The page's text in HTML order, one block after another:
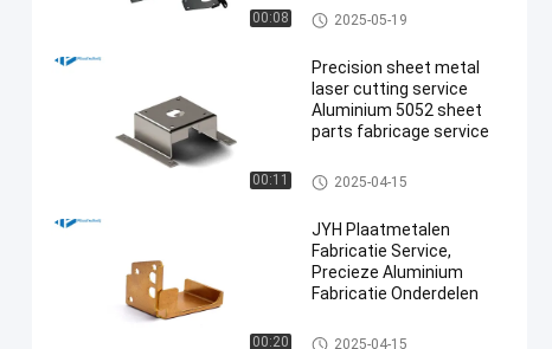
00:08 plaatbewerkingsdienst
2025-05-19
00:11
Precision sheet metal
laser cutting service
Aluminium 5052 sheet
parts fabricage service
plaatbewerkingsdienst
2025-04-15
00:20
JYH Plaatmetalen
Fabricatie Service,
Precieze Aluminium
Fabricatie Onderdelen
plaatbewerkingsdienst
2025-04-15